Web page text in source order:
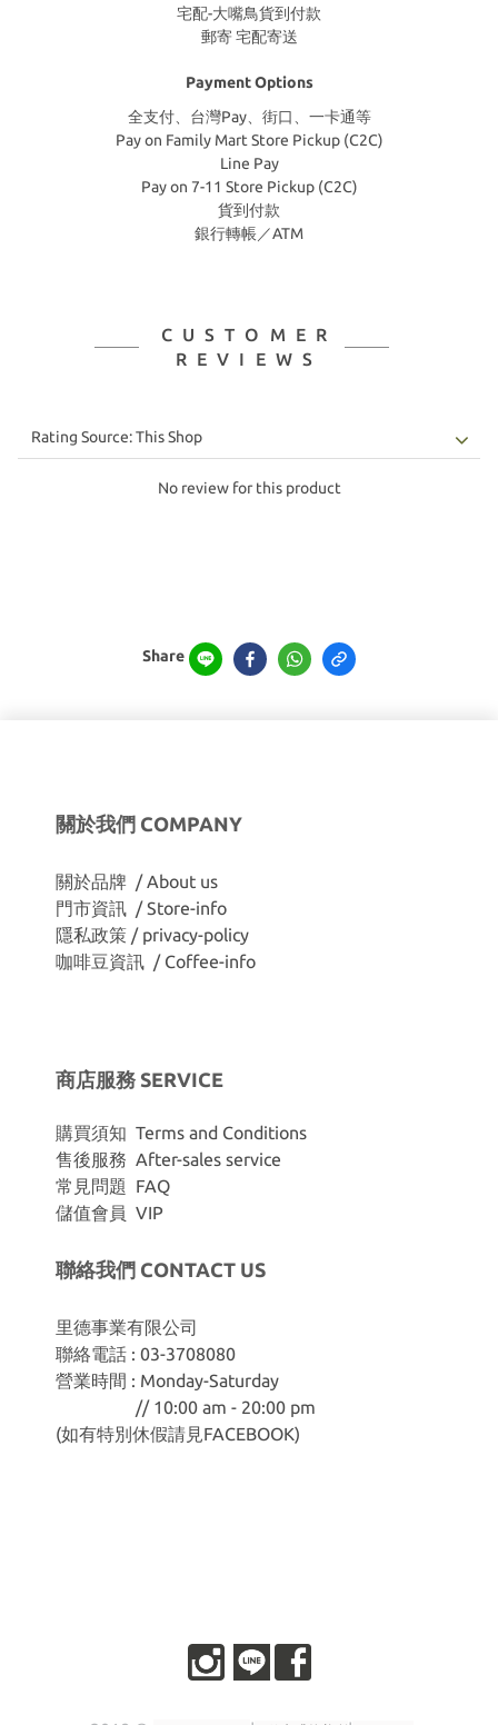
宅配-大嘴鳥貨到付款
郵寄 宅配寄送
Payment Options
全支付、台灣Pay、街口、一卡通等
Pay on Family Mart Store Pickup (C2C)
Line Pay
Pay on 7-11 Store Pickup (C2C)
貨到付款
銀行轉帳／ATM
CUSTOMER
REVIEWS
No review for this product
Share
關於我們 COMPANY
關於品牌 / About us
門市資訊 / Store-info
隱私政策 / privacy-policy
咖啡豆資訊 / Coffee-info
商店服務 SERVICE
購買須知 Terms and Conditions
售後服務 After-sales service
常見問題 FAQ
儲值會員 VIP
聯絡我們 CONTACT US
里德事業有限公司
聯絡電話 : 03-3708080
營業時間 : Monday-Saturday
// 10:00 am - 20:00 pm
(如有特別休假請見 FACEBOOK)